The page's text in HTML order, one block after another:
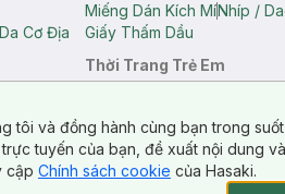
Cơ Địa
Miếng Dán Kích MíNhíp /
Giấy Thấm Dầu
Thời Trang Trẻ Em
tôi và đồng hành cùng bạn trong
tuyến của bạn, đề xuất nội dung
cập Chính sách cookie của Hasaki.